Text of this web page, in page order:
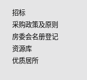
招标
采购政策及原则
房委会名册登记
资源库
优质居所